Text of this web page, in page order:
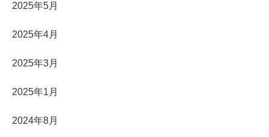
2025年5月
2025年4月
2025年3月
2025年1月
2024年8月